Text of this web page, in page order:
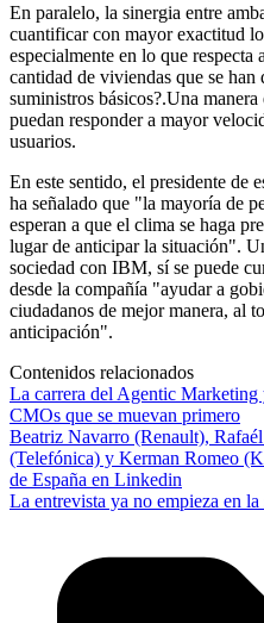
En paralelo, la sinergia entre
cuantificar con mayor exactitud
especialmente en lo que respecta
cantidad de viviendas que se
suministros básicos?.Una
puedan responder a mayor
usuarios.
En este sentido, el presidente de
ha señalado que "la mayoría de
esperan a que el clima se haga
lugar de anticipar la situación".
sociedad con IBM, sí se puede
desde la compañía "ayudar a
ciudadanos de mejor manera, al
anticipación".
Contenidos relacionados
La carrera del Agentic Marketing
CMOs que se muevan primero
Beatriz Navarro (Renault),
(Telefónica) y Kerman Romeo
de España en Linkedin
La entrevista ya no empieza en